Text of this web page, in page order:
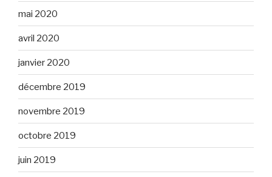
mai 2020
avril 2020
janvier 2020
décembre 2019
novembre 2019
octobre 2019
juin 2019